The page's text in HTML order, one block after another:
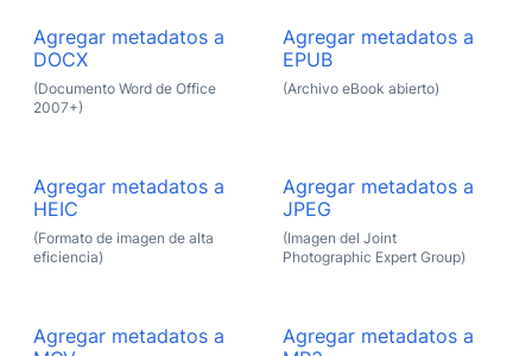
Agregar metadatos a
DOCX
(Documento Word de Office
2007+)
Agregar metadatos a
EPUB
(Archivo eBook abierto)
Agregar metadatos a
HEIC
(Formato de imagen de alta
eficiencia)
Agregar metadatos a
JPEG
(Imagen del Joint
Photographic Expert Group)
Agregar metadatos a
Agregar metadatos a